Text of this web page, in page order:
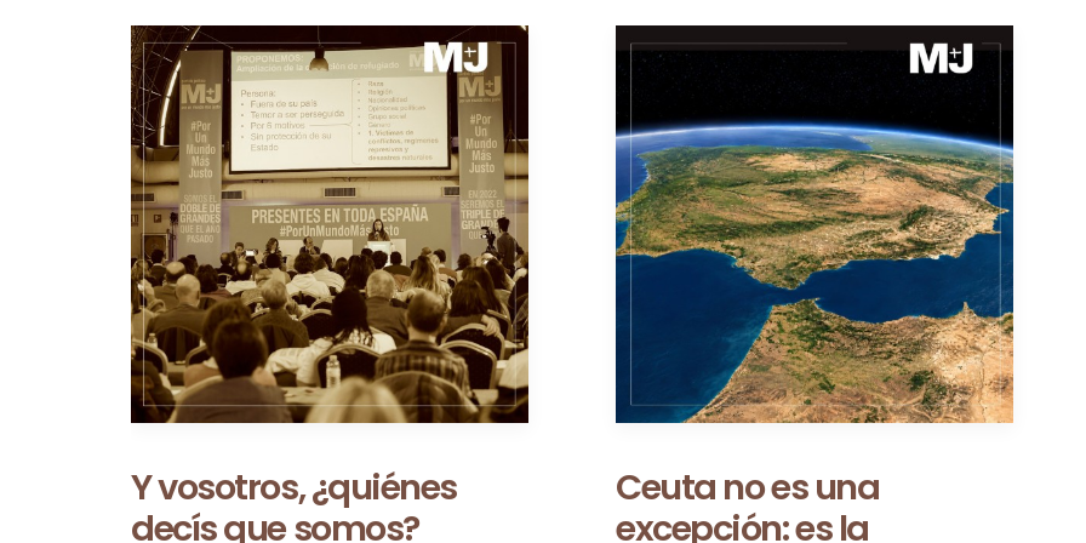
Ceuta no es una
excepción: es la
Entre los puentes y las
líneas rojas: Ante el